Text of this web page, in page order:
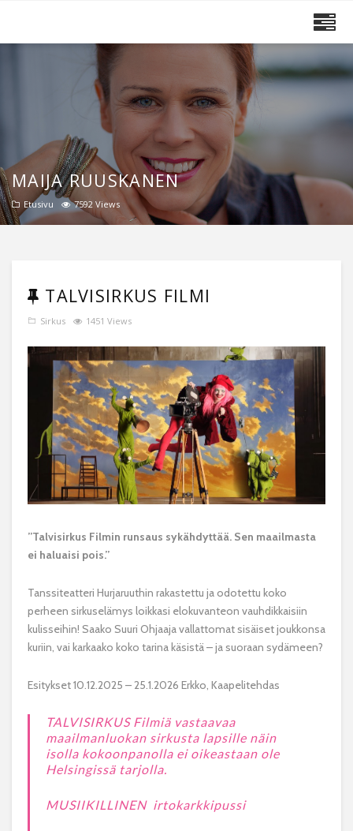
MAIJA RUUSKANEN
Etusivu 7592 Views
TALVISIRKUS FILMI
Sirkus 1451 Views
”Talvisirkus Filmin runsaus sykähdyttää. Sen maailmasta
ei haluaisi pois.”
Tanssiteatteri Hurjaruuthin rakastettu ja odotettu koko
perheen sirkuselämys loikkasi elokuvanteon vauhdikkaisiin
kulisseihin! Saako Suuri Ohjaaja vallattomat sisäiset joukkonsa
kuriin, vai karkaako koko tarina käsistä – ja suoraan sydämeen?
Esitykset 10.12.2025 – 25.1.2026 Erkko, Kaapelitehdas
TALVISIRKUS Filmiä vastaavaa
maailmanluokan sirkusta lapsille näin
isolla kokoonpanolla ei oikeastaan ole
Helsingissä tarjolla.
MUSIIKILLINEN irtokarkkipussi